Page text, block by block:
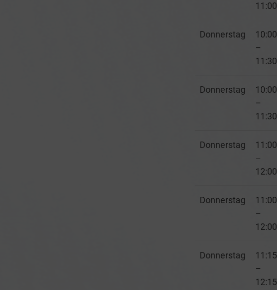
11:00
Donnerstag
10:00
–
11:30
Donnerstag
10:00
–
11:30
Donnerstag
11:00
–
12:00
Donnerstag
11:00
–
12:00
Donnerstag
11:15
–
12:15